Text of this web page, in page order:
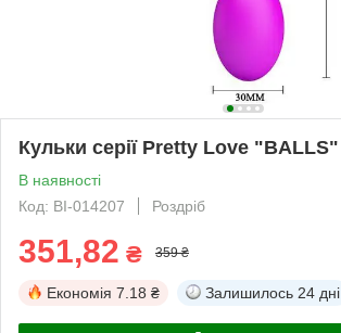
Кульки серії Pretty Love "BALLS"
В наявності
Код: BI-014207
Роздріб
351,82 ₴ 359 ₴
Економія 7.18 ₴ Залишилось 24 дні